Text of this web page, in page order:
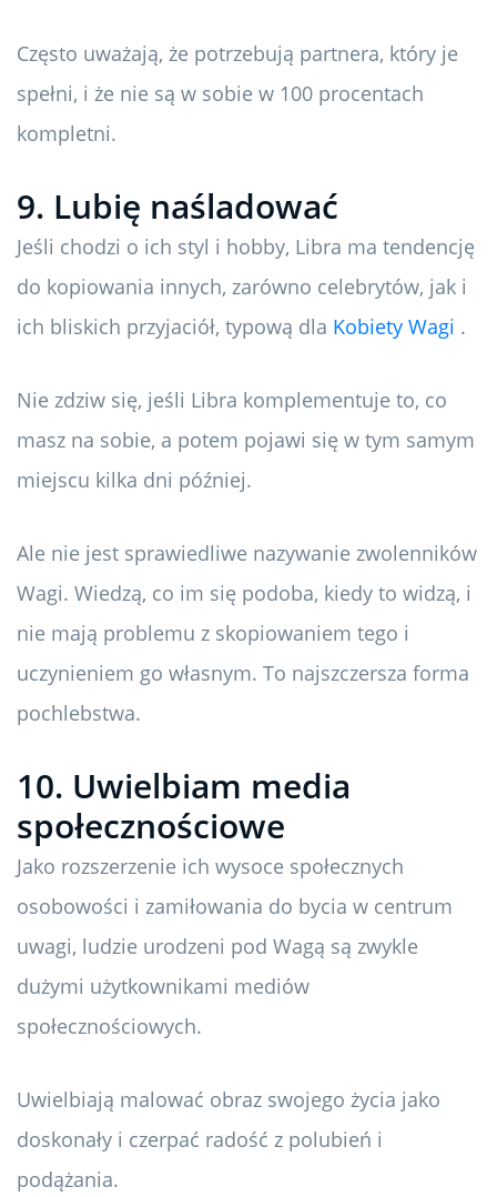
Często uważają, że potrzebują partnera, który je
spełni, i że nie są w sobie w 100 procentach
kompletni.
9. Lubię naśladować
Jeśli chodzi o ich styl i hobby, Libra ma tendencję
do kopiowania innych, zarówno celebrytów, jak i
ich bliskich przyjaciół, typową dla Kobiety Wagi .
Nie zdziw się, jeśli Libra komplementuje to, co
masz na sobie, a potem pojawi się w tym samym
miejscu kilka dni później.
Ale nie jest sprawiedliwe nazywanie zwolenników
Wagi. Wiedzą, co im się podoba, kiedy to widzą, i
nie mają problemu z skopiowaniem tego i
uczynieniem go własnym. To najszczersza forma
pochlebstwa.
10. Uwielbiam media
społecznościowe
Jako rozszerzenie ich wysoce społecznych
osobowości i zamiłowania do bycia w centrum
uwagi, ludzie urodzeni pod Wagą są zwykle
dużymi użytkownikami mediów
społecznościowych.
Uwielbiają malować obraz swojego życia jako
doskonały i czerpać radość z polubień i
podążania.